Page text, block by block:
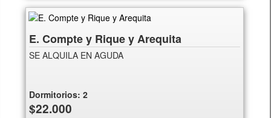
E. Compte y Rique y Arequita
SE ALQUILA EN AGUDA
Dormitorios:2
$22.000